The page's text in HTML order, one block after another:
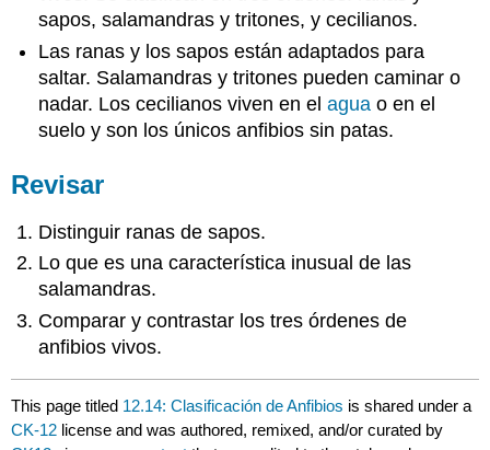
sapos, salamandras y tritones, y cecilianos.
Las ranas y los sapos están adaptados para
saltar. Salamandras y tritones pueden caminar o
nadar. Los cecilianos viven en elagua o en el
suelo y son los únicos anfibios sin patas.
Revisar
Distinguir ranas de sapos.
Lo que es una característica inusual de las
salamandras.
Comparar y contrastar los tres órdenes de
anfibios vivos.
This page titled 12.14: Clasificación de Anfibios is shared under a
CK-12 license and was authored, remixed, and/or curated by